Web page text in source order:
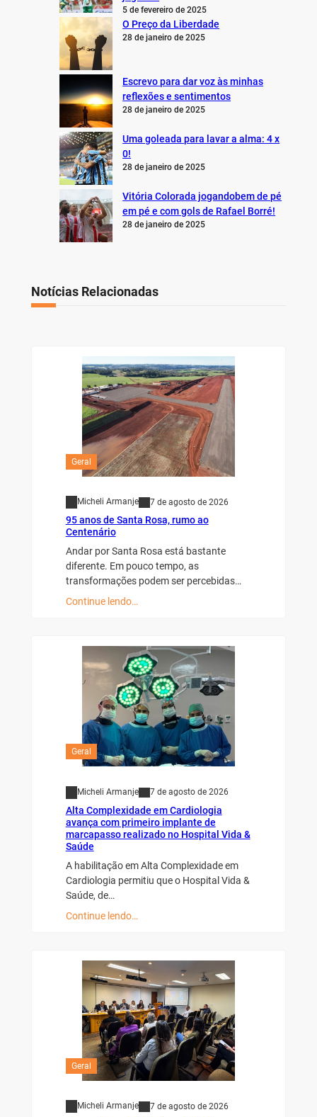
5 de fevereiro de 2025
O Preço da Liberdade
28 de janeiro de 2025
Escrevo para dar voz às minhas
reflexões e sentimentos
28 de janeiro de 2025
Uma goleada para lavar a alma: 4 x
0!
28 de janeiro de 2025
Vitória Colorada jogandobem de pé
em pé e com gols de Rafael Borré!
28 de janeiro de 2025
Notícias Relacionadas
Geral
Micheli Armanje 7 de agosto de 2026
95 anos de Santa Rosa, rumo ao
Centenário
Andar por Santa Rosa está bastante
diferente. Em pouco tempo, as
transformações podem ser percebidas…
Continue lendo…
Geral
Micheli Armanje 7 de agosto de 2026
Alta Complexidade em Cardiologia
avança com primeiro implante de
marcapasso realizado no Hospital Vida &
Saúde
A habilitação em Alta Complexidade em
Cardiologia permitiu que o Hospital Vida &
Saúde, de…
Continue lendo…
Geral
Micheli Armanje 7 de agosto de 2026